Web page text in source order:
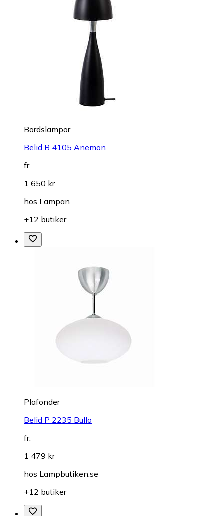
Bordslampor
Belid B 4105 Anemon
fr.
1 650 kr
hos Lampan
+12 butiker
Plafonder
Belid P 2235 Bullo
fr.
1 479 kr
hos Lampbutiken.se
+12 butiker